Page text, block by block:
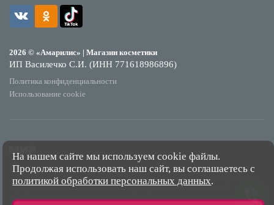
2026 © «Амарилис» | Магазин косметики
ИП Василечко С.И. (ИНН 771618986896)
Политика конфиденциальности
Использование cookie
*Обращаем Ваше внимание на то, что данный интернет-сайт носит исключительно
информационный характер и ни при каких условиях не является публичной офертой,
определяемой положениями Статьи 437 Гражданского кодекса Российской
На нашем сайте мы используем cookie файлы.
Продолжая использовать наш сайт, вы соглашаетесь с
политикой обработки персональных данных.